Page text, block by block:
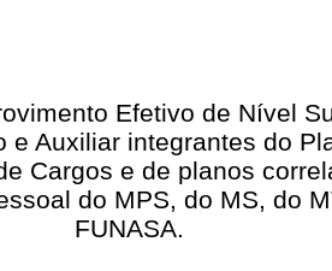
Efetivo de Nível
e Auxiliar integrantes do
Cargos e de planos
do MPS, do MS, do
FUNASA.